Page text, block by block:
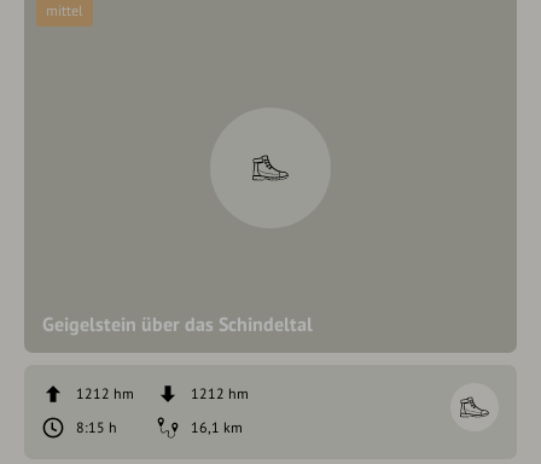
Geigelstein über das Schindeltal
mittel
1212 hm
1212 hm
8:15 h
16,1 km